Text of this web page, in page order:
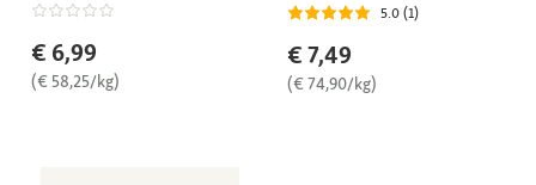
€ 6,99
(€ 58,25/kg)
5.0 (1)
€ 7,49
(€ 74,90/kg)